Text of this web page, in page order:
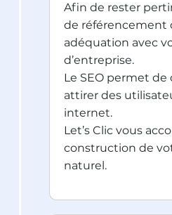
Afin de rester
de référencement
adéquation avec
d’entreprise.
Le SEO permet
attirer des
internet.
Let’s Clic vous
construction de
naturel.